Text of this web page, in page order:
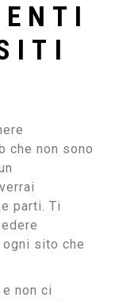
che non sono
parti. Ti
sito che
non ci